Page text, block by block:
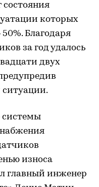
которых
Благодаря
за год удалось
двух
ситуации.
системы
износа
главный инженер